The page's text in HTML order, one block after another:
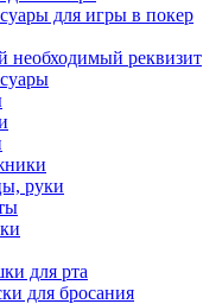
для игры в покер
необходимый реквизит
руки
для рта
для бросания